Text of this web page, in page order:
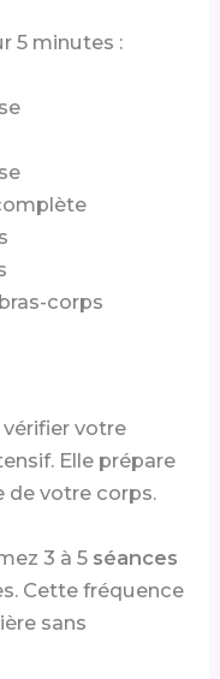
5 minutes :
corps
votre
Elle prépare
de votre corps.
3 à 5 séances
Cette fréquence
sans